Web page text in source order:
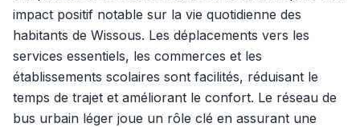
impact positif notable sur la vie quotidienne des
habitants de Wissous. Les déplacements vers les
services essentiels, les commerces et les
établissements scolaires sont facilités, réduisant le
temps de trajet et améliorant le confort. Le réseau de
bus urbain léger joue un rôle clé en assurant une